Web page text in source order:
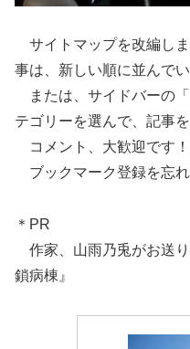
サイトマップを改編し
事は、新しい順に並んで
または、サイドバーの
テゴリーを選んで、記事
コメント、大歓迎です！
ブックマーク登録を忘れ
＊PR
作家、山雨乃兎がお送
鎖病棟』